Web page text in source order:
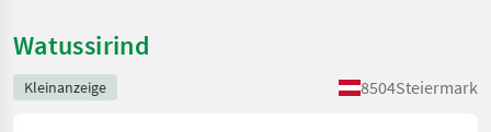
Watussirind
Kleinanzeige 8504Steiermark